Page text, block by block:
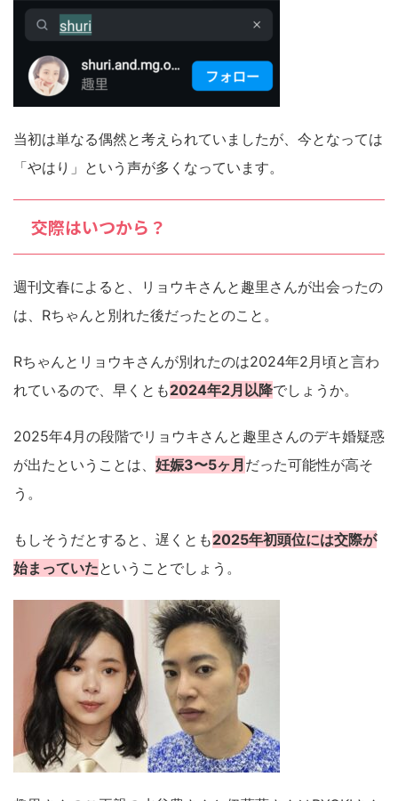
当初は単なる偶然と考えられていましたが、今となっては
「やはり」という声が多くなっています。
交際はいつから？
週刊文春によると、リョウキさんと趣里さんが出会ったの
は、Rちゃんと別れた後だったとのこと。
Rちゃんとリョウキさんが別れたのは2024年2月頃と言わ
れているので、早くとも2024年2月以降でしょうか。
2025年4月の段階でリョウキさんと趣里さんのデキ婚疑惑
が出たということは、 妊娠3〜5ヶ月 だった可能性が高そ
う。
もしそうだとすると、遅くとも2025年初頭位には交際が
始まっていたということでしょう。